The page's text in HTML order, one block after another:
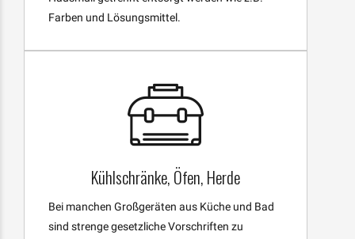
Farben und Lösungsmittel.
Kühlschränke, Öfen, Herde
Bei manchen Großgeräten aus Küche und Bad
sind strenge gesetzliche Vorschriften zu